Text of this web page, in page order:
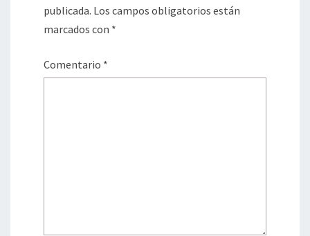
publicada. Los campos obligatorios están
marcados con *
Comentario *